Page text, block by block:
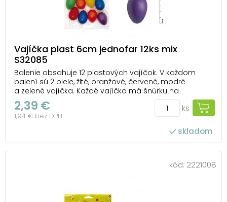
Vajíčka plast 6cm jednofar 12ks mix
S32085
Balenie obsahuje 12 plastových vajíčok. V každom
balení sú 2 biele, žlté, oranžové, červené, modré
a zelené vajíčka. Každé vajíčko má šnúrku na
zavesenie. Veľkosť vajíčka je 6 cm. Uvedená cena je
za 1 balenie.
2,39 €
1,94 € bez DPH
ks
skladom
kód: 2221008